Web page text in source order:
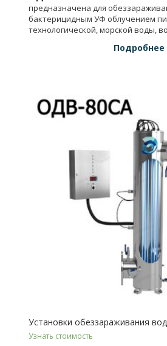
предназначена для
бактерицидным УФ облучением
технологической, морской воды,
Подробнее
Установки обеззараживания
Узнать стоимость